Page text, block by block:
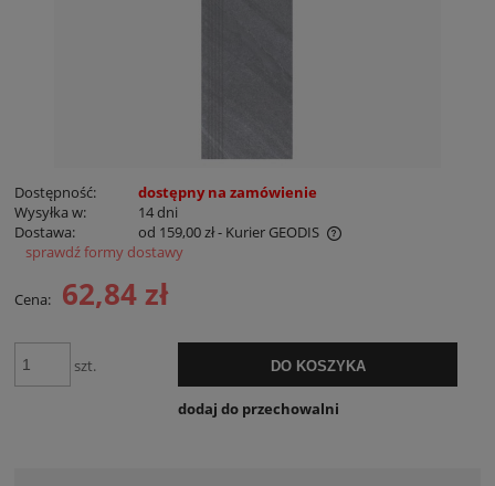
Dostępność:
dostępny na zamówienie
Wysyłka w:
14 dni
Dostawa:
od 159,00 zł- Kurier GEODIS
Cena nie zawiera ewentualnych kosztów płatności
sprawdź formy dostawy
Cena: 62,84 zł
szt. DO KOSZYKA
dodaj do przechowalni